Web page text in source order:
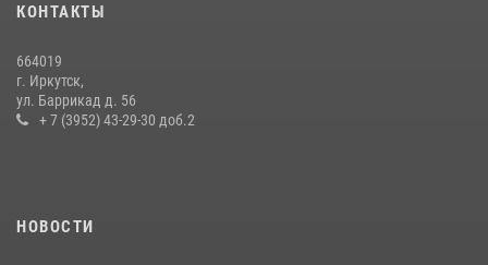
пенсионерку, страдающую потерей памяти
В Иркутске сотрудники вневедомственной охраны Росгвардии
приняли участие в благотворительной акции
КОНТАКТЫ
664019
г. Иркутск,
ул. Баррикад д. 56
+ 7 (3952) 43-29-30 доб.2
НОВОСТИ